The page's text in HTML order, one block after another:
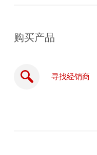
购买产品
寻找经销商